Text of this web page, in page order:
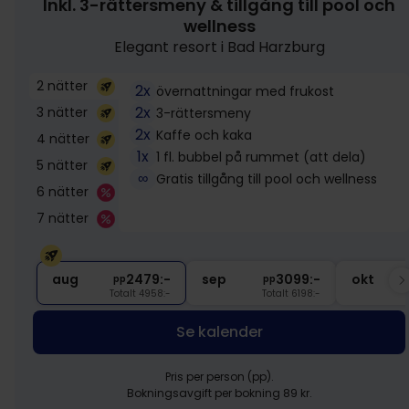
Inkl. 3-rättersmeny & tillgång till pool och
wellness
Elegant resort i Bad Harzburg
2 nätter
3 nätter
4 nätter
5 nätter
6 nätter
7 nätter
2x övernattningar med frukost
2x 3-rättersmeny
2x Kaffe och kaka
1x 1 fl. bubbel på rummet (att dela)
∞ Gratis tillgång till pool och wellness
aug pp2479:-
Totalt 4958:-
sep pp3099:-
Totalt 6198:-
okt
Se kalender
Pris per person (pp).
Bokningsavgift per bokning 89 kr.
559:-